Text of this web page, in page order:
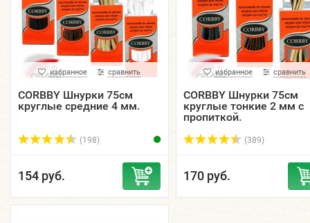
избранное сравнить
CORBBY Шнурки 75см
круглые средние 4 мм.
(198)
154 руб.
избранное сравнить
CORBBY Шнурки 75см
круглые тонкие 2 мм с
пропиткой.
(389)
170 руб.